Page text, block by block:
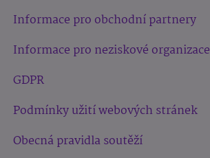
Informace pro obchodní partnery
Informace pro neziskové organizace
GDPR
Podmínky užití webových stránek
Obecná pravidla soutěží